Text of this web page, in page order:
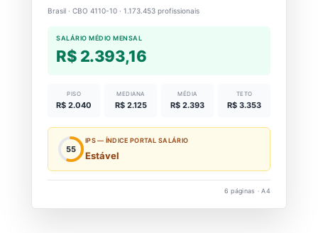
Brasil · CBO 4110-10 · 1.173.453 profissionais
SALÁRIO MÉDIO MENSAL
R$ 2.393,16
PISO
R$ 2.040
MEDIANA
R$ 2.125
MÉDIA
R$ 2.393
TETO
R$ 3.353
55
IPS — ÍNDICE PORTAL SALÁRIO
Estável
6 páginas · A4